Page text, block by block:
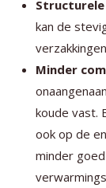
Structurele
kan de
Minder
koude vast.
ook op de
minder